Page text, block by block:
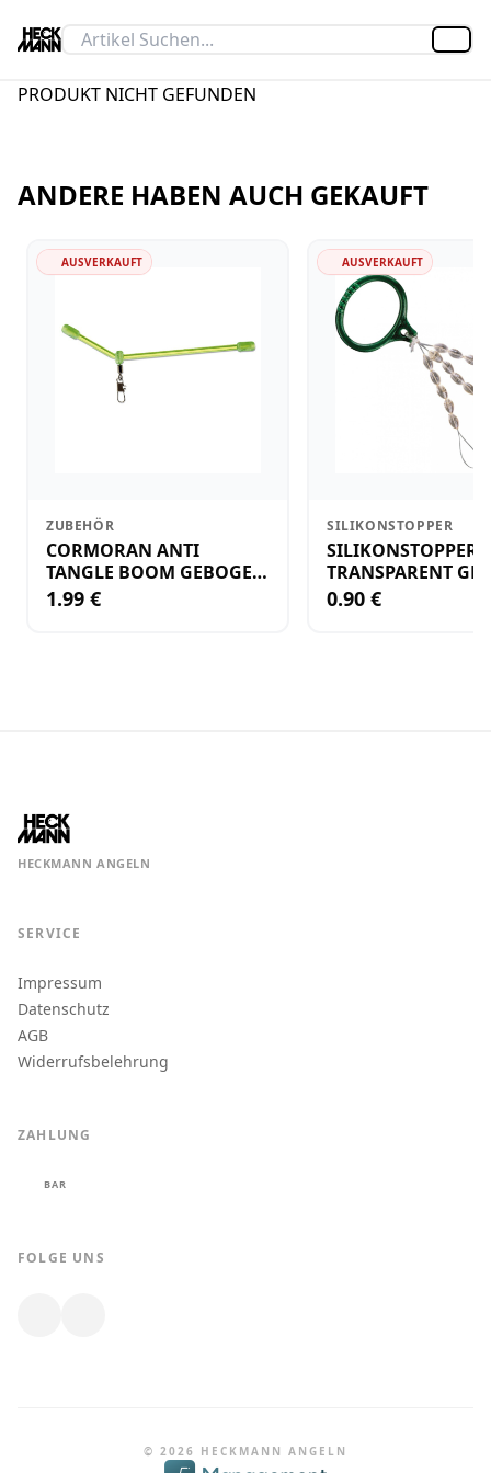
PRODUKT NICHT GEFUNDEN
ANDERE HABEN AUCH GEKAUFT
AUSVERKAUFT
ZUBEHÖR
CORMORAN ANTI
TANGLE BOOM GEBOGEN
12CM M.WIRBEL(PLASTIK)
1.99 €
AUSVERKAUFT
SILIKONSTOPPER
SILIKONSTOPPER
TRANSPARENT
KLEIN
0.90 €
HECKMANN ANGELN
SERVICE
Impressum
Datenschutz
AGB
Widerrufsbelehrung
ZAHLUNG
BAR
FOLGE UNS
© 2026 HECKMANN ANGELN